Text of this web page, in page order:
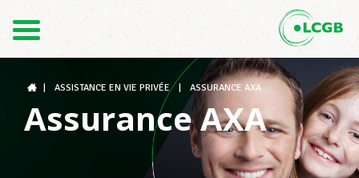
FR
DE
ASSISTANCE EN VIE PRIVÉE ASSURANCE AXA
Assurance AXA